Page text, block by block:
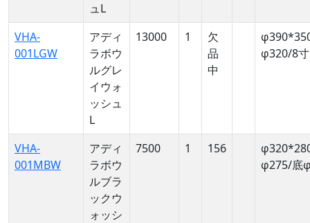
ュL
VHA-
001LGW
アディ
ラボウ
ルグレ
イウォ
ッシュ
L
13000 1
欠
品
中
φ320/8寸
VHA-
001MBW
アディ
ラボウ
ルブラ
ックウ
ォッシ
7500 1 156
φ275/底